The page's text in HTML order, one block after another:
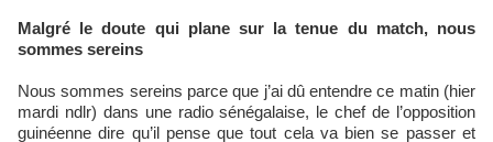
Malgré le doute qui plane sur la tenue du match, nous
sommes sereins
Nous sommes sereins parce que j’ai dû entendre ce matin (hier
mardi ndlr) dans une radio sénégalaise, le chef de l’opposition
guinéenne dire qu’il pense que tout cela va bien se passer et